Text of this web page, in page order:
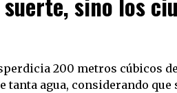
200 metros cúbicos
tanta agua, considerando que